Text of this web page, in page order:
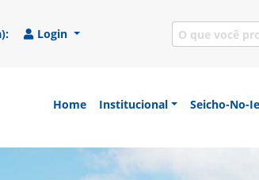
Login
religiosa SEICHO-NO-IE DO
Home Institucional Seicho-No-Ie